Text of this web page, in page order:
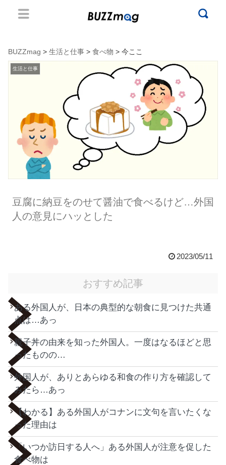
BUZZmag > 生活と仕事 > 食べ物 > 今ここ
生活と仕事
豆腐に納豆をのせて醤油で食べるけど…外国
人の意見にハッとした
2023/05/11
おすすめ記事
ある外国人が、日本の典型的な朝食に見つけた共通
点は…あっ
親子丼の由来を知った外国人。一度はなるほどと思
ったものの…
外国人が、ありとあらゆる和食の作り方を確認して
みたら…あっ
【わかる】ある外国人がコナンに文句を言いたくな
った理由は
「いつか訪日する人へ」ある外国人が注意を促した
食べ物は